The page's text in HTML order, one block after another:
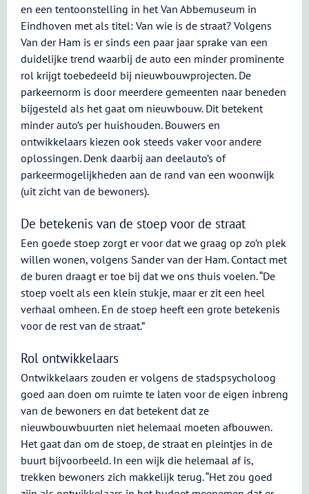
en een tentoonstelling in het Van Abbemuseum in
Eindhoven met als titel: Van wie is de straat? Volgens
Van der Ham is er sinds een paar jaar sprake van een
duidelijke trend waarbij de auto een minder prominente
rol krijgt toebedeeld bij nieuwbouwprojecten. De
parkeernorm is door meerdere gemeenten naar beneden
bijgesteld als het gaat om nieuwbouw. Dit betekent
minder auto’s per huishouden. Bouwers en
ontwikkelaars kiezen ook steeds vaker voor andere
oplossingen. Denk daarbij aan deelauto’s of
parkeermogelijkheden aan de rand van een woonwijk
(uit zicht van de bewoners).
De betekenis van de stoep voor de straat
Een goede stoep zorgt er voor dat we graag op zo’n plek
willen wonen, volgens Sander van der Ham. Contact met
de buren draagt er toe bij dat we ons thuis voelen. “De
stoep voelt als een klein stukje, maar er zit een heel
verhaal omheen. En de stoep heeft een grote betekenis
voor de rest van de straat.”
Rol ontwikkelaars
Ontwikkelaars zouden er volgens de stadspsycholoog
goed aan doen om ruimte te laten voor de eigen inbreng
van de bewoners en dat betekent dat ze
nieuwbouwbuurten niet helemaal moeten afbouwen.
Het gaat dan om de stoep, de straat en pleintjes in de
buurt bijvoorbeeld. In een wijk die helemaal af is,
trekken bewoners zich makkelijk terug. “Het zou goed